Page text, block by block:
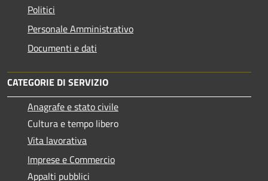
Politici
Personale Amministrativo
Documenti e dati
CATEGORIE DI SERVIZIO
Anagrafe e stato civile
Cultura e tempo libero
Vita lavorativa
Imprese e Commercio
Appalti pubblici